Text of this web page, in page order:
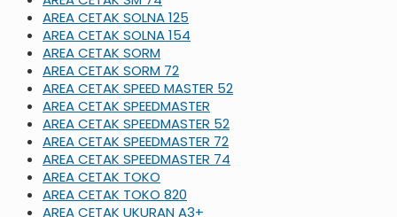
AREA CETAK SOLNA 125
AREA CETAK SOLNA 154
AREA CETAK SORM
AREA CETAK SORM 72
AREA CETAK SPEED MASTER 52
AREA CETAK SPEEDMASTER
AREA CETAK SPEEDMASTER 52
AREA CETAK SPEEDMASTER 72
AREA CETAK SPEEDMASTER 74
AREA CETAK TOKO
AREA CETAK TOKO 820
AREA CETAK UKURAN A3+